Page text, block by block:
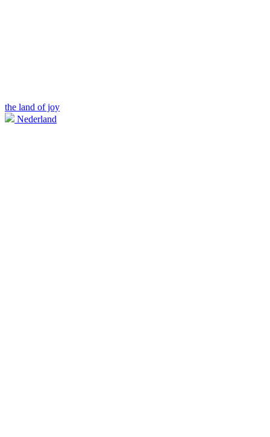
the land of joy
Nederland